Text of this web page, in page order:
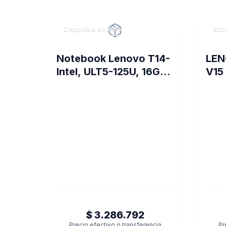
Disponible en 24hs
Notebook Lenovo T14-
Intel, ULT5-125U, 16GB,
$ 3.286.792